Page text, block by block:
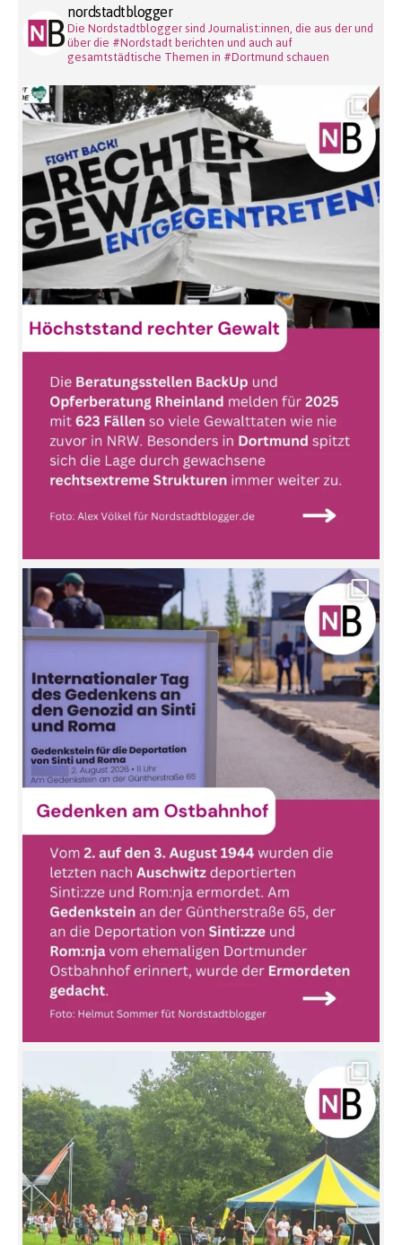
nordstadtblogger
Die Nordstadtblogger sind Journalist:innen, die aus der und
über die #Nordstadt berichten und auch auf
gesamtstädtische Themen in #Dortmund schauen